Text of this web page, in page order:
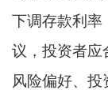
下调存款利率
议，投资者应
风险偏好、